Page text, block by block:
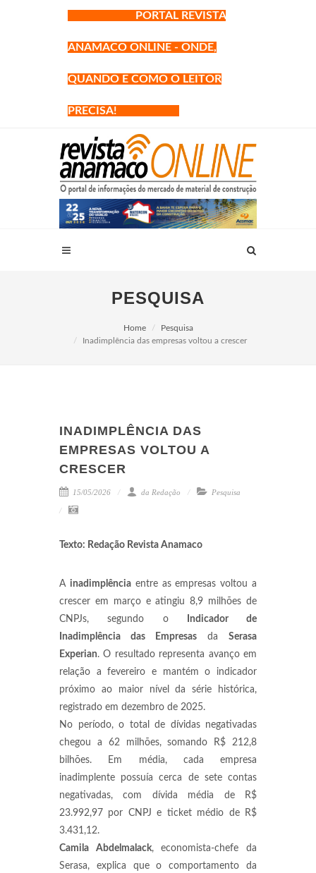
PORTAL REVISTA
ANAMACO ONLINE - ONDE,
QUANDO E COMO O LEITOR
PRECISA!
PESQUISA
Home
Pesquisa
Inadimplência das empresas voltou a crescer
INADIMPLÊNCIA DAS
EMPRESAS VOLTOU A
CRESCER
15/05/2026 da Redação Pesquisa
Texto: Redação Revista Anamaco
A inadimplênciaentre as empresas voltou a
crescer em março e atingiu 8,9 milhões de
CNPJs, segundo o
Indicador de
Inadimplência das Empresas da Serasa
Experian. O resultado representa avanço em
relação a fevereiro e mantém o indicador
próximo ao maior nível da série histórica,
registrado em dezembro de 2025.
No período, o total de dívidas negativadas
chegou a 62 milhões, somando R$ 212,8
bilhões. Em média, cada empresa
inadimplente possuía cerca de sete contas
negativadas, com dívida média de R$
23.992,97 por CNPJ e ticket médio de R$
3.431,12.
Camila Abdelmalack, economista-chefe da
Serasa, explica que o comportamento da